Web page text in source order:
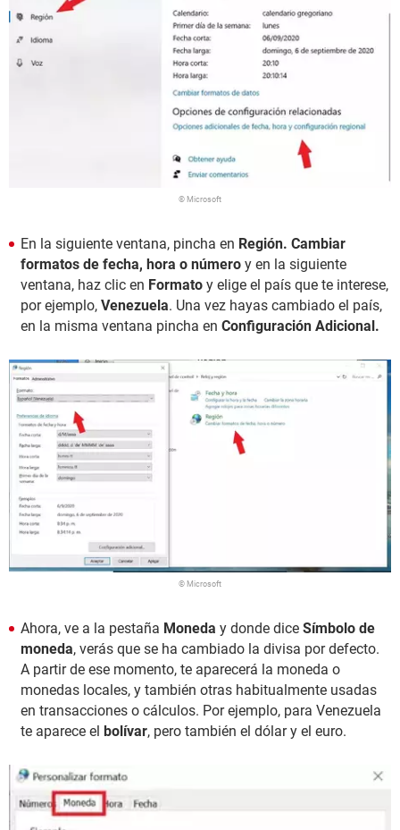
© Microsoft
En la siguiente ventana, pincha en Región. Cambiar
formatos de fecha, hora o número y en la siguiente
ventana, haz clic en Formato y elige el país que te interese,
por ejemplo, Venezuela. Una vez hayas cambiado el país,
en la misma ventana pincha en Configuración Adicional.
© Microsoft
Ahora, ve a la pestaña Moneda y donde dice Símbolo de
moneda, verás que se ha cambiado la divisa por defecto.
A partir de ese momento, te aparecerá la moneda o
monedas locales, y también otras habitualmente usadas
en transacciones o cálculos. Por ejemplo, para Venezuela
te aparece el bolívar, pero también el dólar y el euro.